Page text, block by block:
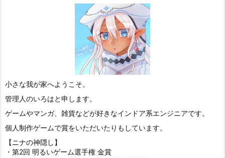
小さな我が家へようこそ。
管理人のいろはと申します。
ゲームやマンガ、雑貨などが好きなインドア系エンジニアです。
個人制作ゲームで賞をいただいたりもしています。
【ニナの神隠し】
・第2回 明るいゲーム選手権 金賞